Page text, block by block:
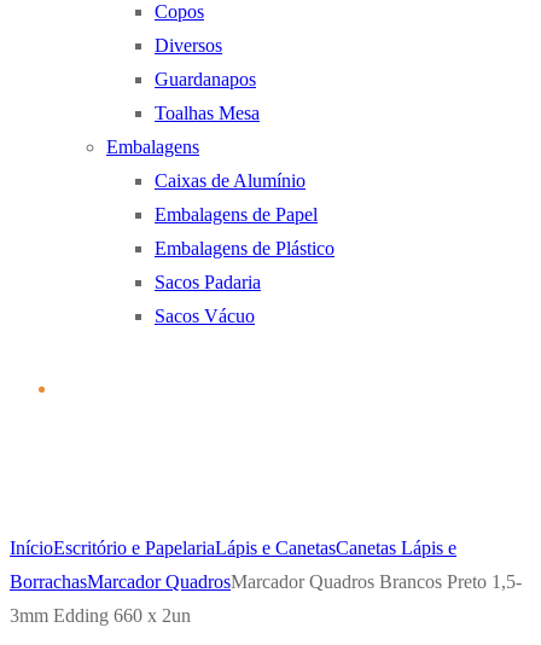
Copos
Diversos
Guardanapos
Toalhas Mesa
Embalagens
Caixas de Alumínio
Embalagens de Papel
Embalagens de Plástico
Sacos Padaria
Sacos Vácuo
InícioEscritório e PapelariaLápis e CanetasCanetas Lápis e
BorrachasMarcador QuadrosMarcador Quadros Brancos Preto 1,5-
3mm Edding 660 x 2un